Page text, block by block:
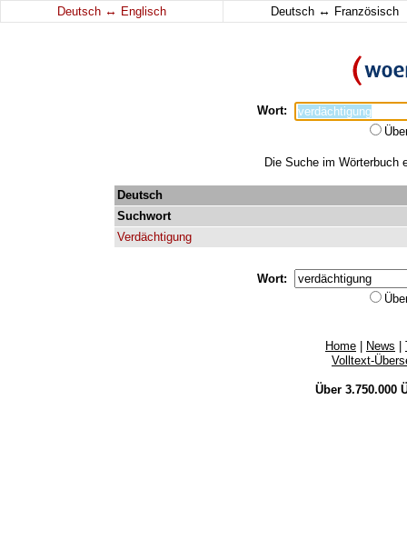
Deutsch ↔ Englisch Deutsch ↔ Französisch
Wort:
Die Suche im Wörterbuch
Deutsch
Suchwort
Verdächtigung
Wort:
Home News
Volltext-
Über 3.750.000